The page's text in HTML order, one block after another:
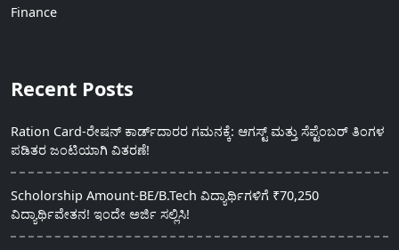
Finance
Recent Posts
Ration Card-ರೇಷನ್ ಕಾರ್ಡ್‍ದಾರರ ಗಮನಕ್ಕೆ: ಆಗಸ್ಟ್ ಮತ್ತು ಸೆಪ್ಟೆಂಬರ್ ತಿಂಗಳ
ಪಡಿತರ ಜಂಟಿಯಾಗಿ ವಿತರಣೆ!
Scholorship Amount-BE/B.Tech ವಿದ್ಯಾರ್ಥಿಗಳಿಗೆ ₹70,250
ವಿದ್ಯಾರ್ಥಿವೇತನ! ಇಂದೇ ಅರ್ಜಿ ಸಲ್ಲಿಸಿ!